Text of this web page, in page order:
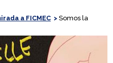
a FICMEC >Somos la